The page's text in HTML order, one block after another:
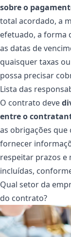
sobre o
total acordado, a
efetuado, a forma
as datas de
quaisquer taxas
possa precisar
Lista das
O contrato deve
entre o
as obrigações que
fornecer
respeitar prazos e
incluídas,
Qual setor da
do contrato?